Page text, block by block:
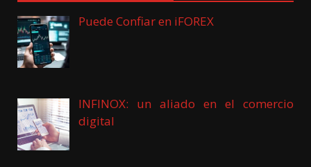
Puede Confiar en iFOREX
INFINOX: un aliado en el comercio
digital